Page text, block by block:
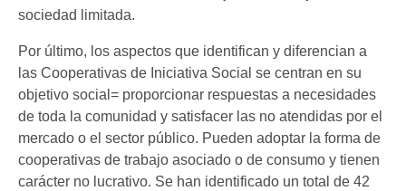
sociedad limitada.
Por último, los aspectos que identifican y diferencian a
las Cooperativas de Iniciativa Social se centran en su
objetivo social= proporcionar respuestas a necesidades
de toda la comunidad y satisfacer las no atendidas por el
mercado o el sector público. Pueden adoptar la forma de
cooperativas de trabajo asociado o de consumo y tienen
carácter no lucrativo. Se han identificado un total de 42